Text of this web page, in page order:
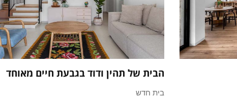
הבית של תהין ודוד בגבעת חיים מאוחד
בית חדש